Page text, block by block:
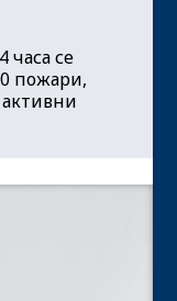
часа се
пожари,